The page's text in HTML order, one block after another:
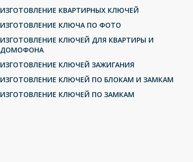
ИЗГОТОВЛЕНИЕ КВАРТИРНЫХ КЛЮЧЕЙ
ИЗГОТОВЛЕНИЕ КЛЮЧА ПО ФОТО
ИЗГОТОВЛЕНИЕ КЛЮЧЕЙ ДЛЯ КВАРТИРЫ И
ДОМОФОНА
ИЗГОТОВЛЕНИЕ КЛЮЧЕЙ ЗАЖИГАНИЯ
ИЗГОТОВЛЕНИЕ КЛЮЧЕЙ ПО БЛОКАМ И ЗАМКАМ
ИЗГОТОВЛЕНИЕ КЛЮЧЕЙ ПО ЗАМКАМ